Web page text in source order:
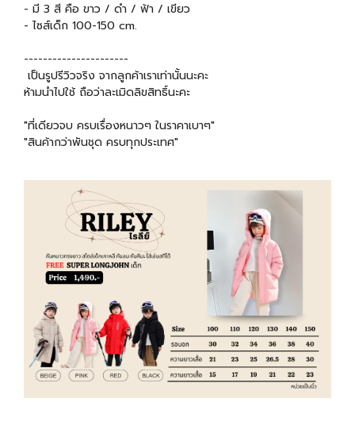
- มี 3 สี คือ ขาว / ดำ / ฟ้า / เขียว
- ไซส์เด็ก 100-150 cm.
----------------------
เป็นรูปรีวิวจริง จากลูกค้าเราเท่านั้นนะคะ
ห้ามนำไปใช้ ถือว่าละเมิดลิขสิทธิ์นะคะ
"ที่เดียวจบ ครบเรื่องหนาวๆ ในราคาเบาๆ"
"สินค้ากว่าพันชุด ครบทุกประเทศ"